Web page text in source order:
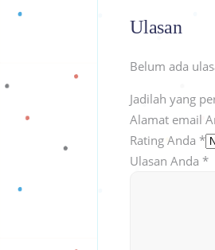
Ulasan
Belum ada
Jadilah yang
Alamat email
Rating Anda *
Ulasan Anda *